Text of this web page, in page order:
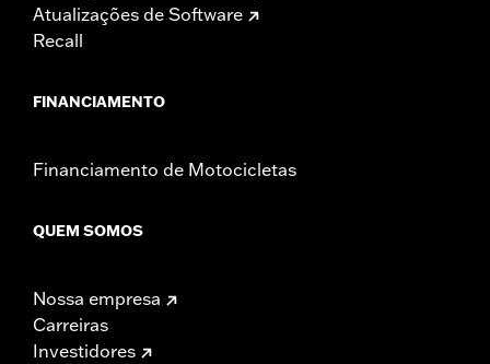
Atualizações de Software
Recall
FINANCIAMENTO
Financiamento de Motocicletas
QUEM SOMOS
Nossa empresa
Carreiras
Investidores